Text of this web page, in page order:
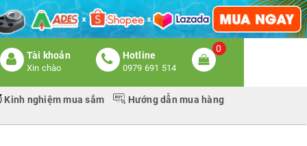
Tài khoản
Xin chào
Hotline
0979 691 514
0
Kinh nghiệm mua sắm Hướng dẫn mua hàng